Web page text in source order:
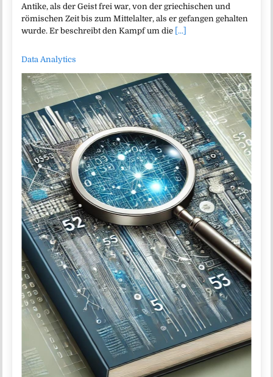
Antike, als der Geist frei war, von der griechischen und
römischen Zeit bis zum Mittelalter, als er gefangen gehalten
wurde. Er beschreibt den Kampf um die [...]
Data Analytics